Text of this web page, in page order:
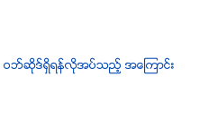
က ဝဘ္ဆိုဒ္ရွိရန္လိုအပ္သည့္ အေၾကာင္း